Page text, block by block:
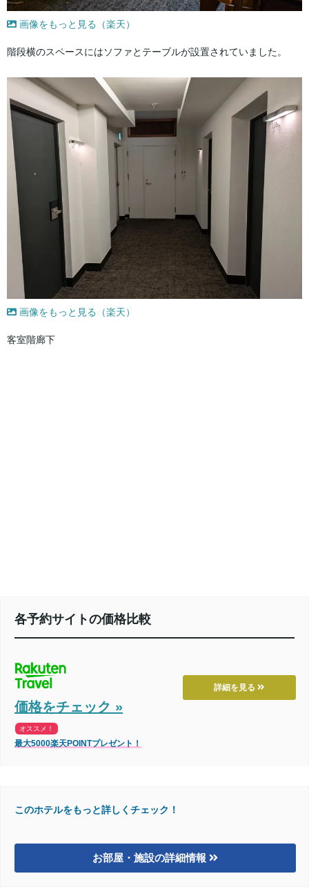
画像をもっと見る（楽天）
階段横のスペースにはソファとテーブルが設置されていました。
画像をもっと見る（楽天）
客室階廊下
各予約サイトの価格比較
詳細を見る
価格をチェック »
オススメ！
最大5000楽天POINTプレゼント！
このホテルをもっと詳しくチェック！
お部屋・施設の詳細情報